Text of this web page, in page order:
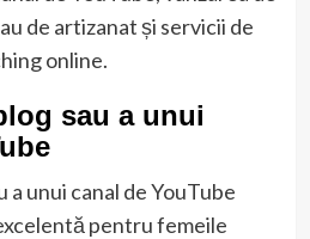
de artizanat și servicii de
online.
sau a unui
a unui canal de YouTube
pentru femeile